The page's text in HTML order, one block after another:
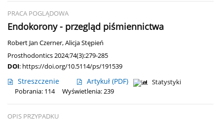
PRACA POGLĄDOWA
Endokorony - przegląd piśmiennictwa
Robert Jan Czerner,Alicja Stępień
Prosthodontics 2024;74(3):279-285
DOI: https://doi.org/10.5114/ps/191539
Streszczenie Artykuł (PDF)
Statystyki
Pobrania: 114
Wyświetlenia: 239
OPIS PRZYPADKU